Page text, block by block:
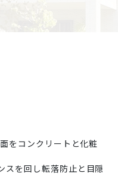
をコンクリートと化粧
スを回し転落防止と目隠